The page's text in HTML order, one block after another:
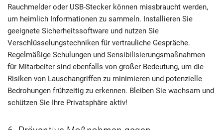
Rauchmelder oder USB-Stecker können missbraucht werden,
um heimlich Informationen zu sammeln. Installieren Sie
geeignete Sicherheitssoftware und nutzen Sie
Verschlüsselungstechniken für vertrauliche Gespräche.
Regelmäßige Schulungen und Sensibilisierungsmaßnahmen
für Mitarbeiter sind ebenfalls von großer Bedeutung, um die
Risiken von Lauschangriffen zu minimieren und potenzielle
Bedrohungen frühzeitig zu erkennen. Bleiben Sie wachsam und
schützen Sie Ihre Privatsphäre aktiv!